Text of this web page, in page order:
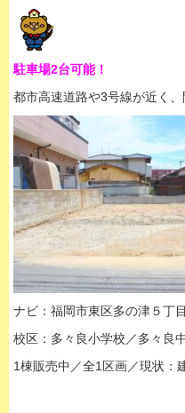
駐車場2台可能！
都市高速道路や3号線が近く
ナビ：福岡市東区多の津５丁
校区：多々良小学校／多々良
1棟販売中／全1区画／現状：